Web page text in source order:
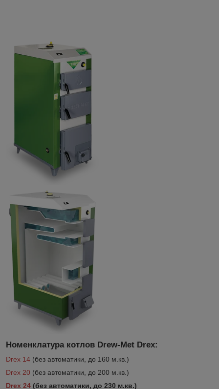
Номенклатура котлов Drew-Met Drex:
Drex 14 (без автоматики, до 160 м.кв.)
Drex 20 (без автоматики, до 200 м.кв.)
Drex 24 (без автоматики, до 230 м.кв.)